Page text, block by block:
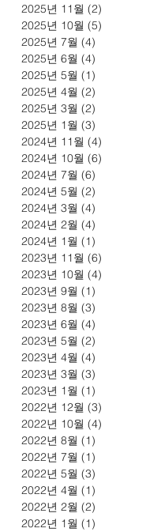
2025년 11월 (2)
2025년 10월 (5)
2025년 7월 (4)
2025년 6월 (4)
2025년 5월 (1)
2025년 4월 (2)
2025년 3월 (2)
2025년 1월 (3)
2024년 11월 (4)
2024년 10월 (6)
2024년 7월 (6)
2024년 5월 (2)
2024년 3월 (4)
2024년 2월 (4)
2024년 1월 (1)
2023년 11월 (6)
2023년 10월 (4)
2023년 9월 (1)
2023년 8월 (3)
2023년 6월 (4)
2023년 5월 (2)
2023년 4월 (4)
2023년 3월 (3)
2023년 1월 (1)
2022년 12월 (3)
2022년 10월 (4)
2022년 8월 (1)
2022년 7월 (1)
2022년 5월 (3)
2022년 4월 (1)
2022년 2월 (2)
2022년 1월 (1)